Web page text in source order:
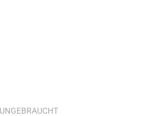
UNGEBRAUCHT